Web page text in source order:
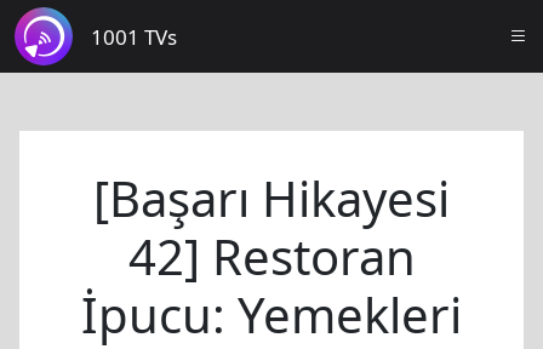
1001 TVs
[Başarı Hikayesi
42] Restoran
İpucu: Yemekleri